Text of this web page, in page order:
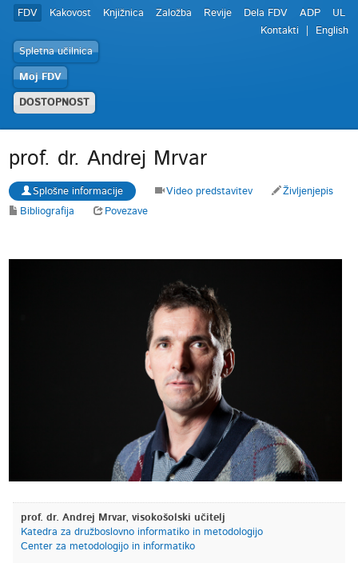
FDV Kakovost Knjižnica Založba Revije Dela FDV ADP
UL
Kontakti
English
Spletna učilnica
Moj FDV
DOSTOPNOST
prof. dr. Andrej Mrvar
Splošne informacije Video predstavitev
Življenjepis
Bibliografija
Povezave
prof. dr. Andrej Mrvar, visokošolski učitelj
Katedra za družboslovno informatiko in metodologijo
Center za metodologijo in informatiko